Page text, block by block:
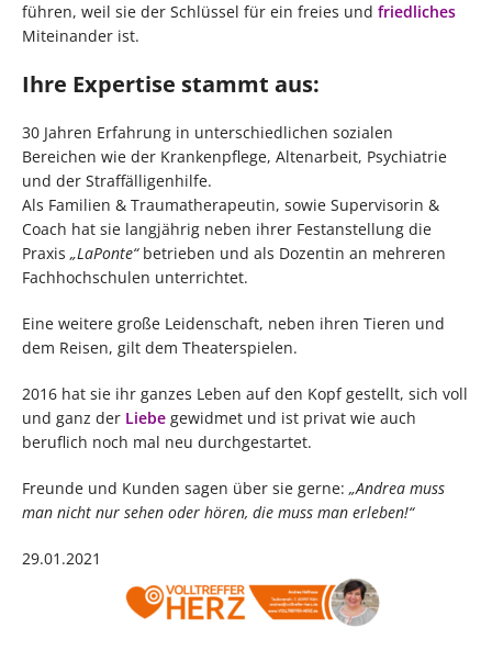
führen, weil sie der Schlüssel für ein freies und friedliches
Miteinander ist.
Ihre Expertise stammt aus:
30 Jahren Erfahrung in unterschiedlichen sozialen
Bereichen wie der Krankenpflege, Altenarbeit, Psychiatrie
und der Straffälligenhilfe.
Als Familien & Traumatherapeutin, sowie Supervisorin &
Coach hat sie langjährig neben ihrer Festanstellung die
Praxis „LaPonte“betrieben und als Dozentin an mehreren
Fachhochschulen unterrichtet.
Eine weitere große Leidenschaft, neben ihren Tieren und
dem Reisen, gilt dem Theaterspielen.
2016 hat sie ihr ganzes Leben auf den Kopf gestellt, sich voll
und ganz der Liebe gewidmet und ist privat wie auch
beruflich noch mal neu durchgestartet.
Freunde und Kunden sagen über sie gerne: „Andrea muss
man nicht nur sehen oder hören, die muss man erleben!“
29.01.2021